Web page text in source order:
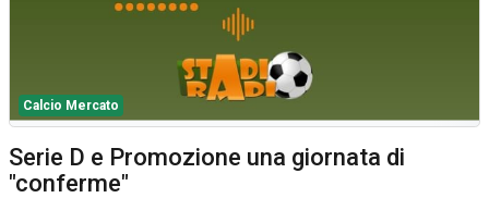
Calcio Mercato
Serie D e Promozione una giornata di
"conferme"